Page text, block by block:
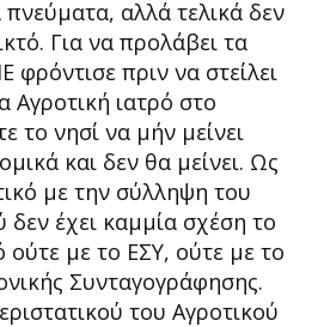
αλλά τελικά δεν
Για να προλάβει τα
φρόντισε πριν να στείλει
Αγροτική ιατρό στο
το νησί να μήν μείνει
και δεν θα μείνει. Ως
με την σύλληψη του
δεν έχει καμμία σχέση το
ούτε με το ΕΣΥ, ούτε με το
Συνταγογράφησης.
του Αγροτικού